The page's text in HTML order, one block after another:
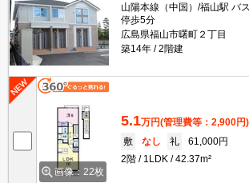
山陽本線（中国）/福山駅 バ
停歩5分
広島県福山市曙町２丁目
築14年
2階建
画像：22枚
5.1万円(管理費等：2,900円)
敷
なし 礼
61,000円
2階
1LDK 42.37m²